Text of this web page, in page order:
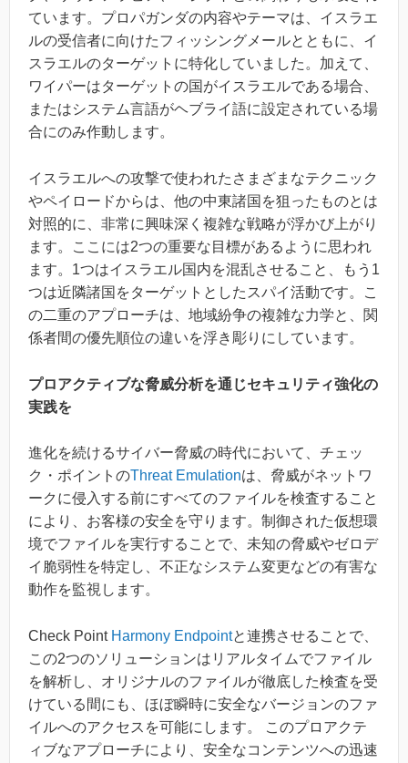
ています。プロパガンダの内容やテーマは、イスラエ
ルの受信者に向けたフィッシングメールとともに、イ
スラエルのターゲットに特化していました。加えて、
ワイパーはターゲットの国がイスラエルである場合、
またはシステム言語がヘブライ語に設定されている場
合にのみ作動します。
イスラエルへの攻撃で使われたさまざまなテクニック
やペイロードからは、他の中東諸国を狙ったものとは
対照的に、非常に興味深く複雑な戦略が浮かび上がり
ます。ここには2つの重要な目標があるように思われ
ます。1つはイスラエル国内を混乱させること、もう1
つは近隣諸国をターゲットとしたスパイ活動です。こ
の二重のアプローチは、地域紛争の複雑な力学と、関
係者間の優先順位の違いを浮き彫りにしています。
プロアクティブな脅威分析を通じセキュリティ強化の
実践を
進化を続けるサイバー脅威の時代において、チェッ
ク・ポイントのThreat Emulationは、脅威がネットワ
ークに侵入する前にすべてのファイルを検査すること
により、お客様の安全を守ります。制御された仮想環
境でファイルを実行することで、未知の脅威やゼロデ
イ脆弱性を特定し、不正なシステム変更などの有害な
動作を監視します。
Check Point Harmony Endpointと連携させることで、
この2つのソリューションはリアルタイムでファイル
を解析し、オリジナルのファイルが徹底した検査を受
けている間にも、ほぼ瞬時に安全なバージョンのファ
イルへのアクセスを可能にします。 このプロアクテ
ィブなアプローチにより、安全なコンテンツへの迅速